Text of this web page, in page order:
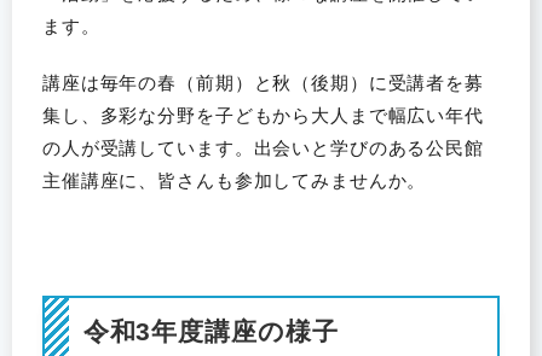
ます。
講座は毎年の春（前期）と秋（後期）に受講者を募
集し、多彩な分野を子どもから大人まで幅広い年代
の人が受講しています。出会いと学びのある公民館
主催講座に、皆さんも参加してみませんか。
令和3年度講座の様子